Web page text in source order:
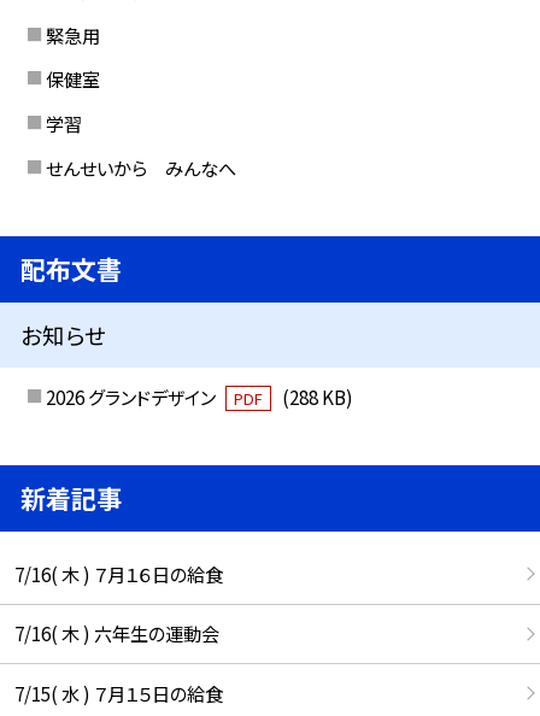
緊急用
保健室
学習
せんせいから みんなへ
配布文書
お知らせ
2026 グランドデザイン PDF (288 KB)
新着記事
7/16( 木 ) ７月１６日の給食
7/16( 木 ) 六年生の運動会
7/15( 水 ) ７月１５日の給食